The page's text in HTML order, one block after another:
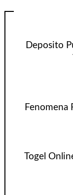
Deposito
Fenomena
Togel